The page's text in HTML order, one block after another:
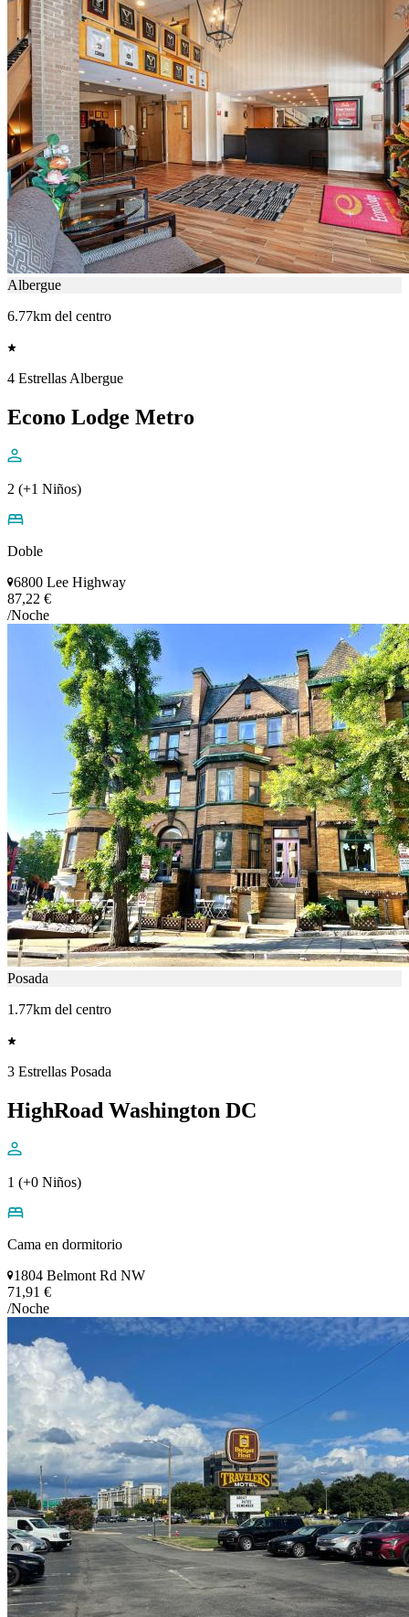
Albergue
6.77km del centro
4 Estrellas Albergue
Econo Lodge Metro
2 (+1 Niños)
Doble
6800 Lee Highway
87,22 €
/Noche
Posada
1.77km del centro
3 Estrellas Posada
HighRoad Washington DC
1 (+0 Niños)
Cama en dormitorio
1804 Belmont Rd NW
71,91 €
/Noche